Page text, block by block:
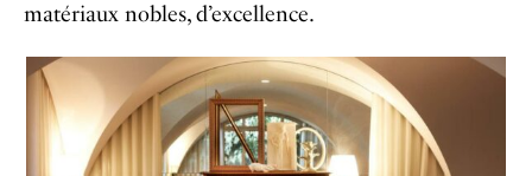
matériaux nobles, d’excellence.